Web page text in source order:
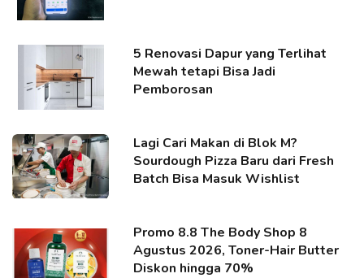
5 Renovasi Dapur yang Terlihat
Mewah tetapi Bisa Jadi
Pemborosan
Lagi Cari Makan di Blok M?
Sourdough Pizza Baru dari Fresh
Batch Bisa Masuk Wishlist
Promo 8.8 The Body Shop 8
Agustus 2026, Toner-Hair Butter
Diskon hingga 70%